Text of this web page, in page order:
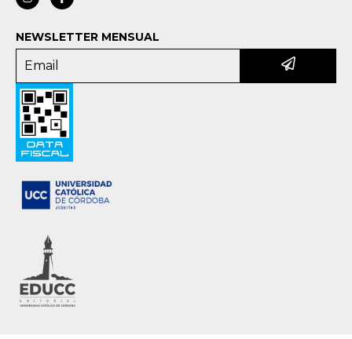
NEWSLETTER MENSUAL